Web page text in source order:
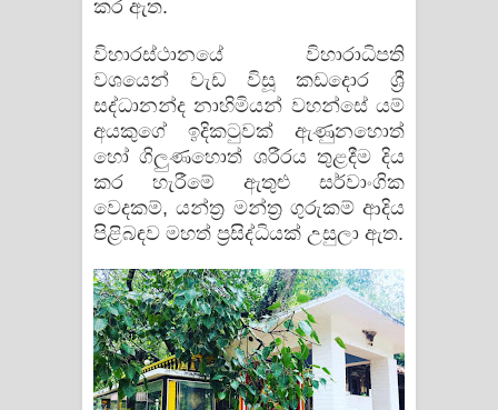
කර ඇත.
විහාරස්ථානයේ විහාරාධිපති
වශයෙන් වැඩ විසූ කඩදොර ශ්‍රී
සද්ධානන්ද නාහිමියන් වහන්සේ යම්
අයකුගේ ඉදිකටුවක් ඇණුනහොත්
හෝ ගිලුණහොත් ශරීරය තුළදීම දිය
කර හැරීමේ ඇතුළු සර්වාංගික
වෙදකම්, යන්ත්‍ර මන්ත්‍ර ගුරුකම් ආදිය
පිළිබඳව මහත් ප්‍රසිද්ධියක් උසුලා ඇත.